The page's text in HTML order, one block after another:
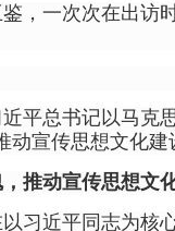
，一次次在出访
平总书记以马克
动宣传思想文化
推动宣传思想文
习近平同志为核